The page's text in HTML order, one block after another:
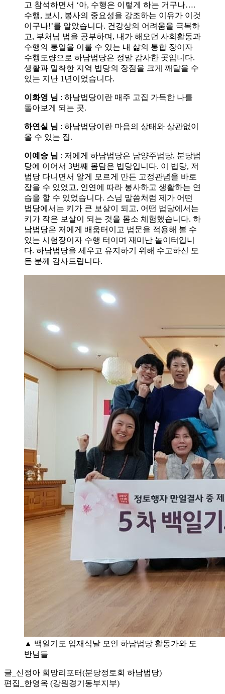
고 참석하면서 ‘아, 수행은 이렇게 하는 거구나….
수행, 보시, 봉사의 중요성을 강조하는 이유가 이것
이구나!’를 알았습니다. 건강상의 어려움을 극복하
고, 부처님 법을 공부하며, 내가 해오던 사회활동과
수행의 통일을 이룰 수 있는 내 삶의 통합 장이자
수행도량으로 하남법당은 정말 감사한 곳입니다.
생활과 밀착한 지역 법당의 장점을 크게 깨달을 수
있는 지난 1년이었습니다.
이화영 님 : 하남법당이란 매주 고집 가득한 나를
돌아보게 되는 곳.
하연실 님 : 하남법당이란 마음의 상태와 상관없이
올 수 있는 집.
이예승 님 : 저에게 하남법당은 남양주법당, 분당법
당에 이어서 3번째 몸담은 법당입니다. 이 법당, 저
법당 다니면서 알게 모르게 만든 고정관념을 바로
잡을 수 있었고, 인연에 따라 봉사하고 생활하는 연
습을 할 수 있었습니다. 스님 말씀처럼 제가 어떤
법당에서는 키가 큰 보살이 되고, 어떤 법당에서는
키가 작은 보살이 되는 것을 몸소 체험했습니다. 하
남법당은 저에게 배움터이고 법문을 적용해 볼 수
있는 시험장이자 수행 터이며 재미난 놀이터입니
다. 하남법당을 세우고 유지하기 위해 수고하신 모
든 분께 감사드립니다.
▲ 백일기도 입재식날 모인 하남법당 활동가와 도
반님들
글_신정아 희망리포터(분당정토회 하남법당)
편집_한영옥 (강원경기동부지부)